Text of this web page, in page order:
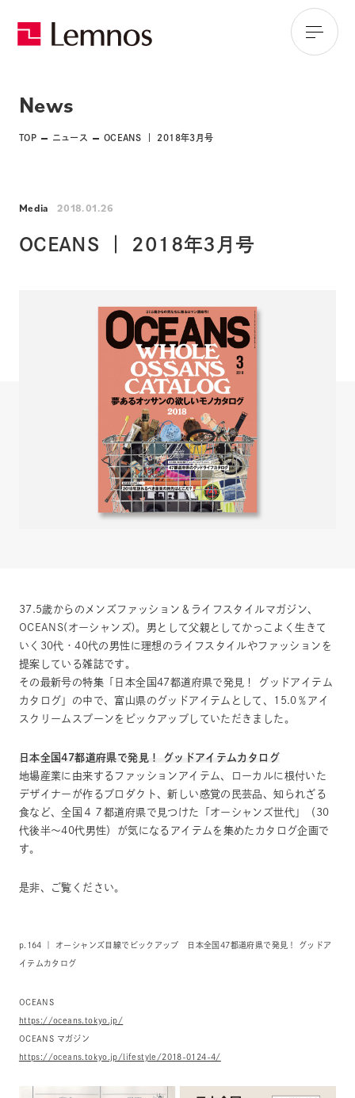
News
TOP ニュース OCEANS ｜ 2018年3月号
Media 2018.01.26
OCEANS ｜ 2018年3月号
37.5歳からのメンズファッション＆ライフスタイルマガジン、
OCEANS(オーシャンズ)。男として父親としてかっこよく生きて
いく30代・40代の男性に理想のライフスタイルやファッションを
提案している雑誌です。
その最新号の特集「日本全国47都道府県で発見！ グッドアイテム
カタログ」の中で、富山県のグッドアイテムとして、15.0％アイ
スクリームスプーンをピックアップしていただきました。
日本全国47都道府県で発見！ グッドアイテムカタログ
地場産業に由来するファッションアイテム、ローカルに根付いた
デザイナーが作るプロダクト、新しい感覚の民芸品、知られざる
食など、全国４７都道府県で見つけた「オーシャンズ世代」（30
代後半〜40代男性）が気になるアイテムを集めたカタログ企画で
す。
是非、ご覧ください。
p.164 ｜ オーシャンズ目線でピックアップ 日本全国47都道府県で発見！ グッドア
イテムカタログ
OCEANS
https://oceans.tokyo.jp/
OCEANS マガジン
https://oceans.tokyo.jp/lifestyle/2018-0124-4/